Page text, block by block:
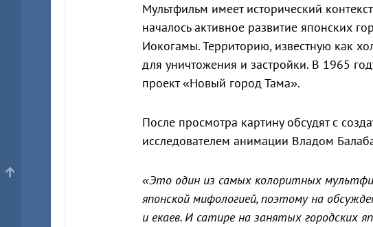
Мультфильм имеет исторический
началось активное развитие японских
Иокогамы. Территорию, известную как
для уничтожения и застройки. В 1965
проект «Новый город Тама».
После просмотра картину обсудят с
исследователем анимации Владом
«Это один из самых колоритных
японской мифологией, поэтому на
и екаев. И сатире на занятых городских